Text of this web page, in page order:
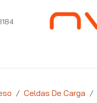
Celdas De Carga